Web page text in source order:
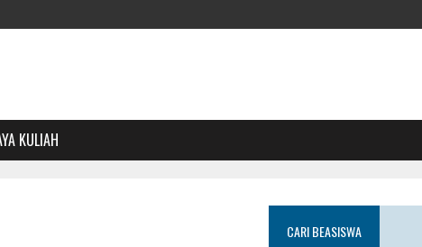
KULIAH
CARI BEASISWA